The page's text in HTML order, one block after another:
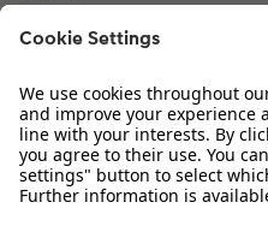
Sortiment
Inspiration